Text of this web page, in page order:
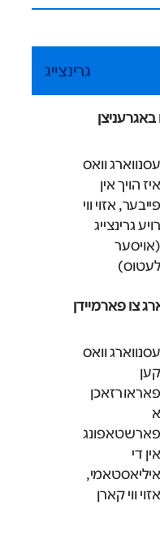
גרינצייג
וואס
הויך אין
אזוי ווי
גרינצייג
צו פארמיידן
וואס
די
ווי קארן